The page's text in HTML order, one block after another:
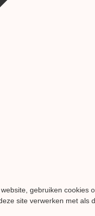
gebruiken
site verwerken met